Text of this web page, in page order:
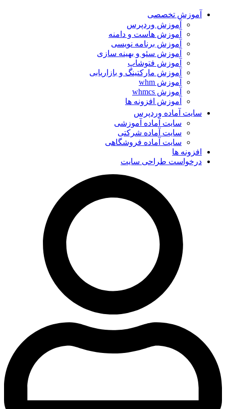
آموزش تخصصی
آموزش وردپرس
آموزش هاست و دامنه
آموزش برنامه نویسی
آموزش سئو و بهینه سازی
آموزش فتوشاپ
آموزش مارکتینگ و بازاریابی
آموزش whm
آموزش whmcs
آموزش افزونه ها
سایت آماده وردپرس
سایت آماده آموزشی
سایت آماده شرکتی
سایت آماده فروشگاهی
افزونه ها
درخواست طراحی سایت